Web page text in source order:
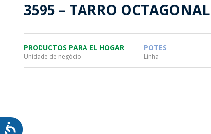
MYWHEATON3D
3595 – TARRO OCTAGONAL
PRODUCTOS PARA EL HOGAR
Unidade de negócio
POTES
Linha